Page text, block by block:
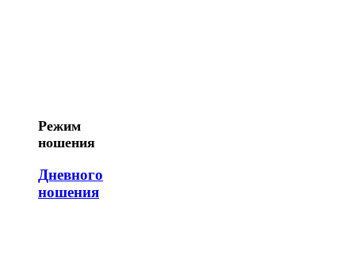
Режим
ношения
Дневного
ношения